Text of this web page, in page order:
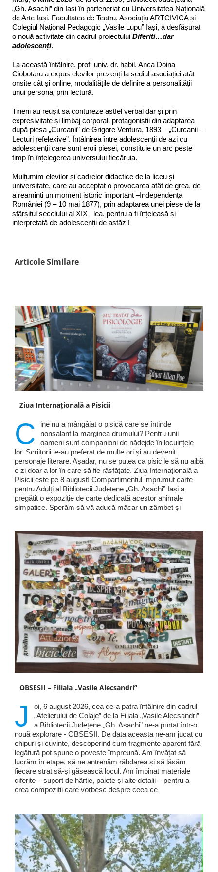
„Gh. Asachi” din Iași în parteneriat cu Universitatea Națională
de Arte Iași, Facultatea de Teatru, Asociația ARTCIVICA și
Colegiul Național Pedagogic „Vasile Lupu” Iași, a desfășurat
o nouă activitate din cadrul proiectului Diferiti…dar
adolescenți.
La această întâlnire, prof. univ. dr. habil. Anca Doina
Ciobotaru a expus elevilor prezenți la sediul asociației atât
onsite cât și online, modalitățile de definire a personalității
unui personaj prin lectură.
Tinerii au reușit să contureze astfel verbal dar și prin
expresivitate și limbaj corporal, protagoniștii din adaptarea
după piesa „Curcanii” de Grigore Ventura, 1893 – „Curcanii –
Lecturi refelexive”. Întâlnirea între adolescenții de azi cu
adolescenții care sunt eroii piesei, constituie un arc peste
timp în înțelegerea universului fiecăruia.
Mulțumim elevilor și cadrelor didactice de la liceu și
universitate, care au acceptat o provocarea atât de grea, de
a reaminti un moment istoric important –Independența
României (9 – 10 mai 1877), prin adaptarea unei piese de la
sfârșitul secolului al XIX –lea, pentru a fi înțeleasă și
interpretată de adolescenții de astăzi!
Articole Similare
Ziua Internațională a Pisicii
C
ine nu a mângâiat o pisică care se întinde
nonșalant la marginea drumului? Pentru unii
oameni sunt companioni de nădejde în locuințele
lor. Scriitorii le-au preferat de multe ori și au devenit
personaje literare. Așadar, nu se putea ca pisicile să nu aibă
o zi doar a lor în care să fie răsfățate. Ziua Internațională a
Pisicii este pe 8 august! Compartimentul Împrumut carte
pentru Adulți al Bibliotecii Județene „Gh. Asachi” Iași a
pregătit o expoziție de carte dedicată acestor animale
simpatice. Sperăm să vă aducă măcar un zâmbet și
OBSESII – Filiala „Vasile Alecsandri”
J
oi, 6 august 2026, cea de-a patra întâlnire din cadrul
„Atelierului de Colaje” de la Filiala „Vasile Alecsandri”
a Bibliotecii Județene „Gh. Asachi” ne-a purtat într-o
nouă explorare - OBSESII. De data aceasta ne-am jucat cu
chipuri și cuvinte, descoperind cum fragmente aparent fără
legătură pot spune o poveste împreună. Am învățat să
lucrăm în etape, să ne antrenăm răbdarea și să lăsăm
fiecare strat să-și găsească locul. Am îmbinat materiale
diferite – suport de hârtie, paiete și alte detalii – pentru a
crea compoziții care vorbesc despre ceea ce